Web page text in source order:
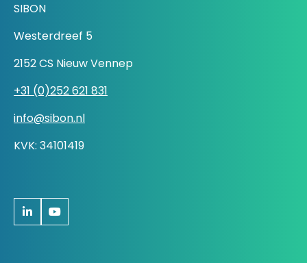
SIBON
Westerdreef 5
2152 CS Nieuw Vennep
+31 (0)252 621 831
info@sibon.nl
KVK: 34101419